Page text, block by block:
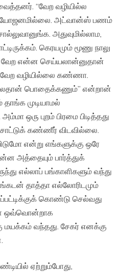
“வேற வழியில்ல
அட்வான்ஸ் பணம்
அதுவுமில்லாம,
கெரயமும் மூணு நாலு
வேற என்ன செய்யலான்னுதான்
வழியில்லை கண்ணா.
பொதைக்கணும்” என்றான்
தாங்க முடியாமல்
ஒரு புறம் பிரமை பிடித்தது
கண்ணீர் விடவில்லை.
என்று எங்களுக்கு ஒரே
அத்தையும் பார்த்துக்
எல்லாப் பங்காளிகளும் வந்து
தாத்தா எல்லோரிடமும்
கொண்டு செல்வது
ஒவ்வொன்றாக
மயக்கம் வந்தது. சேகர் எனக்கு
ஏற்றும்போது,